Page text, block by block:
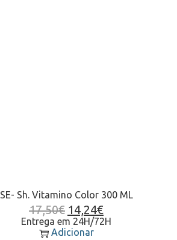
SE- Sh. Vitamino Color 300 ML
17,50€ 14,24€
Entrega em 24H/72H
Adicionar